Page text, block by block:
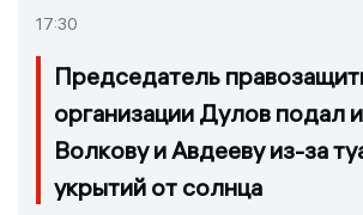
17:30
Председатель
организации Дулов подал
Волкову и Авдееву из-за
укрытий от солнца